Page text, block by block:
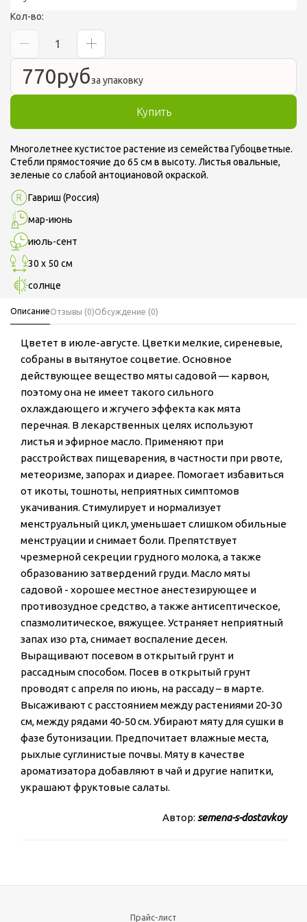
Кол-во:
770рубза упаковку
Купить
Многолетнее кустистое растение из семейства Губоцветные.
Стебли прямостоячие до 65 см в высоту. Листья овальные,
зеленые со слабой антоциановой окраской.
Гавриш (Россия)
мар-июнь
июль-сент
30 х 50 см
солнце
ОписаниеОтзывы (0)Обсуждение (0)
Цветет в июле-августе. Цветки мелкие, сиреневые,
собраны в вытянутое соцветие. Основное
действующее вещество мяты садовой — карвон,
поэтому она не имеет такого сильного
охлаждающего и жгучего эффекта как мята
перечная. В лекарственных целях используют
листья и эфирное масло. Применяют при
расстройствах пищеварения, в частности при рвоте,
метеоризме, запорах и диарее. Помогает избавиться
от икоты, тошноты, неприятных симптомов
укачивания. Стимулирует и нормализует
менструальный цикл, уменьшает слишком обильные
менструации и снимает боли. Препятствует
чрезмерной секреции грудного молока, а также
образованию затвердений груди. Масло мяты
садовой - хорошее местное анестезирующее и
противозудное средство, а также антисептическое,
спазмолитическое, вяжущее. Устраняет неприятный
запах изо рта, снимает воспаление десен.
Выращивают посевом в открытый грунт и
рассадным способом. Посев в открытый грунт
проводят с апреля по июнь, на рассаду – в марте.
Высаживают с расстоянием между растениями 20-30
см, между рядами 40-50 см. Убирают мяту для сушки в
фазе бутонизации. Предпочитает влажные места,
рыхлые суглинистые почвы. Мяту в качестве
ароматизатора добавляют в чай и другие напитки,
украшают фруктовые салаты.
Автор: semena-s-dostavkoy
Прайс-лист